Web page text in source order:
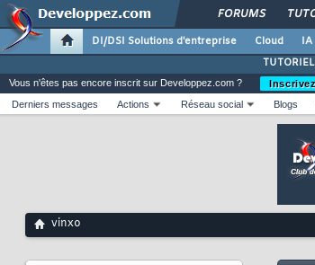
FORUMS
DI/DSI Solutions d'entreprise Cloud IA
Vous n'êtes pas encore inscrit sur Developpez.com ?
Derniers messages
Actions Réseau social Blogs
vinxo